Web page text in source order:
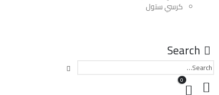
كرسي ستول
Search
0